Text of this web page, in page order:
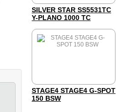
SILVER STAR SS5531TC
Y-PLANO 1000 TC
STAGE4 STAGE4 G-SPOT
150 BSW